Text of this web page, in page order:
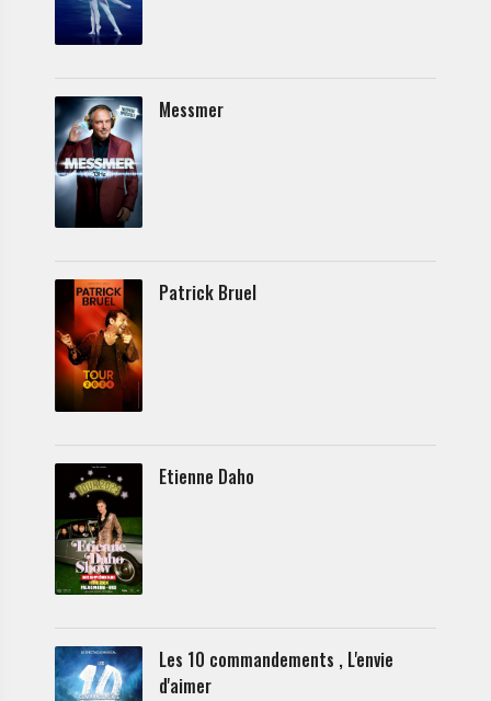
Messmer
Patrick Bruel
Etienne Daho
Les 10 commandements , L'envie
d'aimer